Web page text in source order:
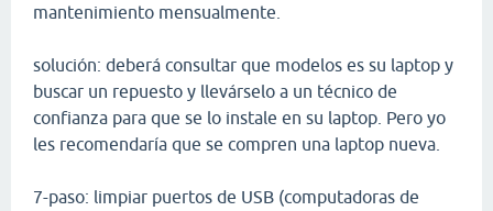
mantenimiento mensualmente.
solución: deberá consultar que modelos es su laptop y
buscar un repuesto y llevárselo a un técnico de
confianza para que se lo instale en su laptop. Pero yo
les recomendaría que se compren una laptop nueva.
7-paso: limpiar puertos de USB (computadoras de